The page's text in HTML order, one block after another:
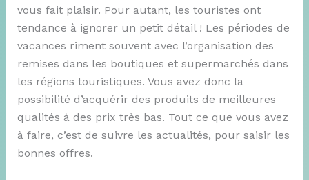
vous fait plaisir. Pour autant, les touristes ont
tendance à ignorer un petit détail ! Les périodes de
vacances riment souvent avec l’organisation des
remises dans les boutiques et supermarchés dans
les régions touristiques. Vous avez donc la
possibilité d’acquérir des produits de meilleures
qualités à des prix très bas. Tout ce que vous avez
à faire, c’est de suivre les actualités, pour saisir les
bonnes offres.